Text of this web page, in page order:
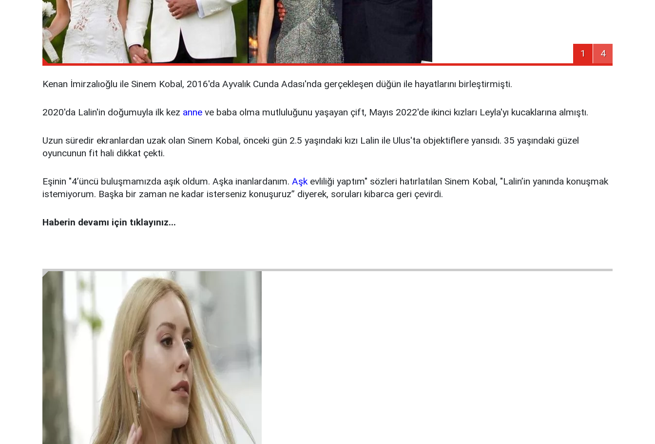
1 4
Kenan İmirzalıoğlu ile Sinem Kobal, 2016'da Ayvalık Cunda Adası'nda gerçekleşen düğün ile hayatlarını birleştirmişti.
2020'da Lalin'in doğumuyla ilk kez anne ve baba olma mutluluğunu yaşayan çift, Mayıs 2022'de ikinci kızları Leyla'yı kucaklarına almıştı.
Uzun süredir ekranlardan uzak olan Sinem Kobal, önceki gün 2.5 yaşındaki kızı Lalin ile Ulus'ta objektiflere yansıdı. 35 yaşındaki güzel
oyuncunun fit hali dikkat çekti.
Eşinin "4’üncü buluşmamızda aşık oldum. Aşka inanlardanım. Aşkevliliği yaptım" sözleri hatırlatılan Sinem Kobal, "Lalin’in yanında konuşmak
istemiyorum. Başka bir zaman ne kadar isterseniz konuşuruz” diyerek, soruları kibarca geri çevirdi.
Haberin devamı için tıklayınız...